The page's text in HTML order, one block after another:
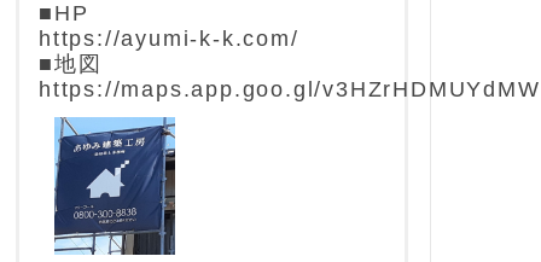
■HP
https://ayumi-k-k.com/
■地図
https://maps.app.goo.gl/